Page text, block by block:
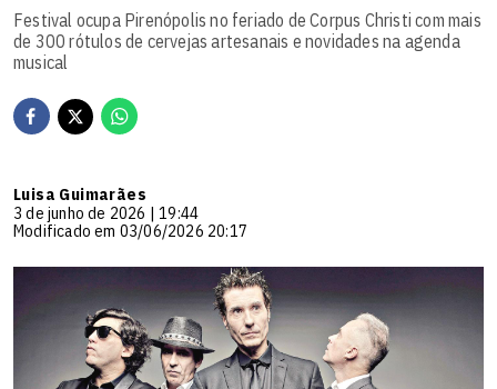
Festival ocupa Pirenópolis no feriado de Corpus Christi com mais
de 300 rótulos de cervejas artesanais e novidades na agenda
musical
Luisa Guimarães
3 de junho de 2026 | 19:44
Modificado em 03/06/2026 20:17